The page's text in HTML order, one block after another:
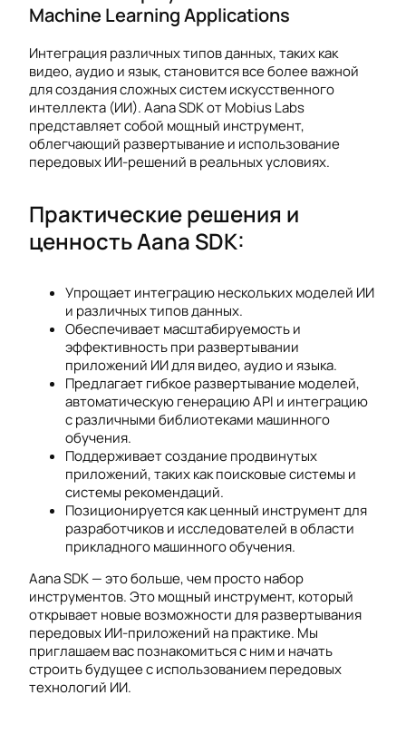
Machine Learning Applications
Интеграция различных типов данных, таких как
видео, аудио и язык, становится все более важной
для создания сложных систем искусственного
интеллекта (ИИ). Aana SDK от Mobius Labs
представляет собой мощный инструмент,
облегчающий развертывание и использование
передовых ИИ-решений в реальных условиях.
Практические решения и
ценность Aana SDK:
Упрощает интеграцию нескольких моделей ИИ
и различных типов данных.
Обеспечивает масштабируемость и
эффективность при развертывании
приложений ИИ для видео, аудио и языка.
Предлагает гибкое развертывание моделей,
автоматическую генерацию API и интеграцию
с различными библиотеками машинного
обучения.
Поддерживает создание продвинутых
приложений, таких как поисковые системы и
системы рекомендаций.
Позиционируется как ценный инструмент для
разработчиков и исследователей в области
прикладного машинного обучения.
Аana SDK — это больше, чем просто набор
инструментов. Это мощный инструмент, который
открывает новые возможности для развертывания
передовых ИИ-приложений на практике. Мы
приглашаем вас познакомиться с ним и начать
строить будущее с использованием передовых
технологий ИИ.